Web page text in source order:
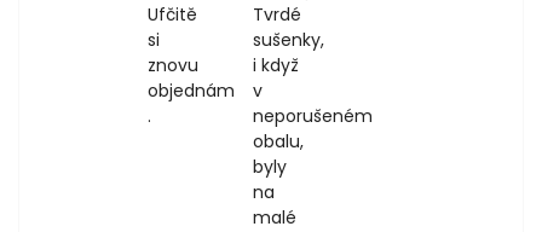
Ufčitě
si
znovu
objednám
.
Tvrdé
sušenky,
i když
v
neporušeném
obalu,
byly
na
malé